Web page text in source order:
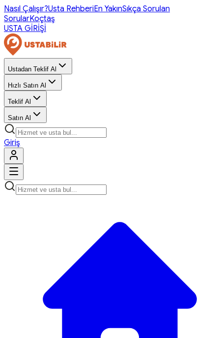
Nasıl Çalışır?Usta RehberiEn YakınSıkça Sorulan
SorularKoçtaş
USTA GİRİŞİ
Ustadan Teklif Al
Hızlı Satın Al
Teklif Al
Satın Al
Giriş